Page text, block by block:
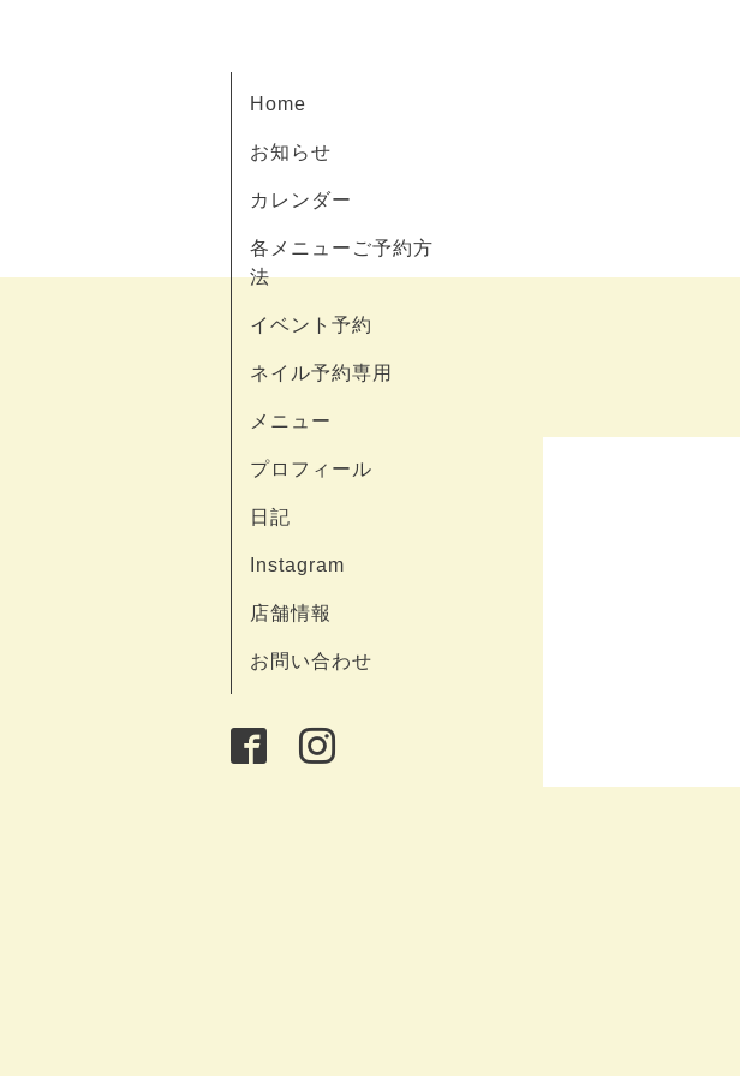
Home
お知らせ
カレンダー
各メニューご予約方
法
イベント予約
ネイル予約専用
メニュー
プロフィール
日記
Instagram
店舗情報
お問い合わせ